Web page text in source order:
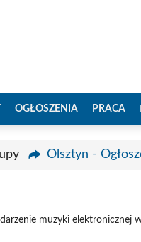
OGŁOSZENIA PRACA
Olsztyn -
muzyki elektronicznej